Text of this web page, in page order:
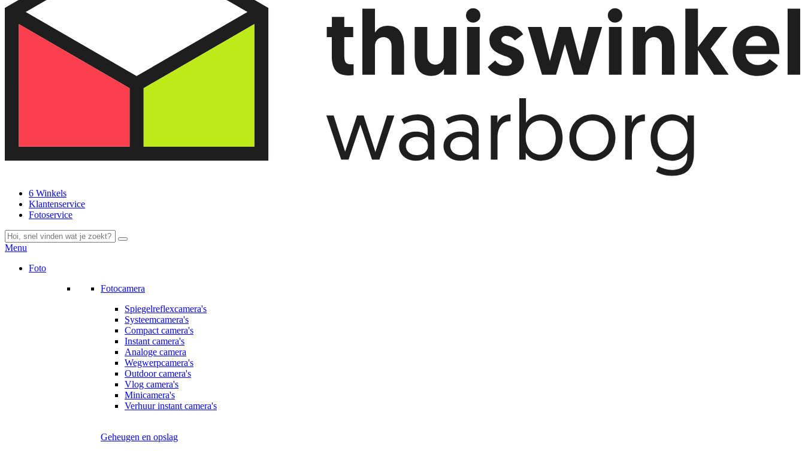
6 Winkels
Klantenservice
Fotoservice
Menu
Foto
Fotocamera
Spiegelreflexcamera's
Systeemcamera's
Compact camera's
Instant camera's
Analoge camera
Wegwerpcamera's
Outdoor camera's
Vlog camera's
Minicamera's
Verhuur instant camera's
Geheugen en opslag